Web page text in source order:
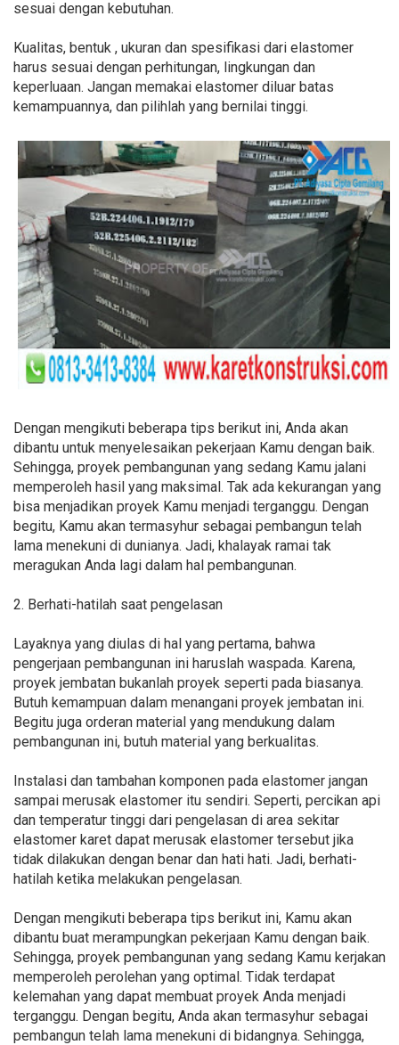
sesuai dengan kebutuhan.
Kualitas, bentuk , ukuran dan spesifikasi dari elastomer
harus sesuai dengan perhitungan, lingkungan dan
keperluaan. Jangan memakai elastomer diluar batas
kemampuannya, dan pilihlah yang bernilai tinggi.
Dengan mengikuti beberapa tips berikut ini, Anda akan
dibantu untuk menyelesaikan pekerjaan Kamu dengan baik.
Sehingga, proyek pembangunan yang sedang Kamu jalani
memperoleh hasil yang maksimal. Tak ada kekurangan yang
bisa menjadikan proyek Kamu menjadi terganggu. Dengan
begitu, Kamu akan termasyhur sebagai pembangun telah
lama menekuni di dunianya. Jadi, khalayak ramai tak
meragukan Anda lagi dalam hal pembangunan.
2. Berhati-hatilah saat pengelasan
Layaknya yang diulas di hal yang pertama, bahwa
pengerjaan pembangunan ini haruslah waspada. Karena,
proyek jembatan bukanlah proyek seperti pada biasanya.
Butuh kemampuan dalam menangani proyek jembatan ini.
Begitu juga orderan material yang mendukung dalam
pembangunan ini, butuh material yang berkualitas.
Instalasi dan tambahan komponen pada elastomer jangan
sampai merusak elastomer itu sendiri. Seperti, percikan api
dan temperatur tinggi dari pengelasan di area sekitar
elastomer karet dapat merusak elastomer tersebut jika
tidak dilakukan dengan benar dan hati hati. Jadi, berhati-
hatilah ketika melakukan pengelasan.
Dengan mengikuti beberapa tips berikut ini, Kamu akan
dibantu buat merampungkan pekerjaan Kamu dengan baik.
Sehingga, proyek pembangunan yang sedang Kamu kerjakan
memperoleh perolehan yang optimal. Tidak terdapat
kelemahan yang dapat membuat proyek Anda menjadi
terganggu. Dengan begitu, Anda akan termasyhur sebagai
pembangun telah lama menekuni di bidangnya. Sehingga,